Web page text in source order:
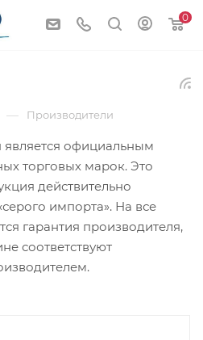
0
— Производители
официальным
торговых марок. Это
действительно
импорта». На все
гарантия производителя,
соответствуют